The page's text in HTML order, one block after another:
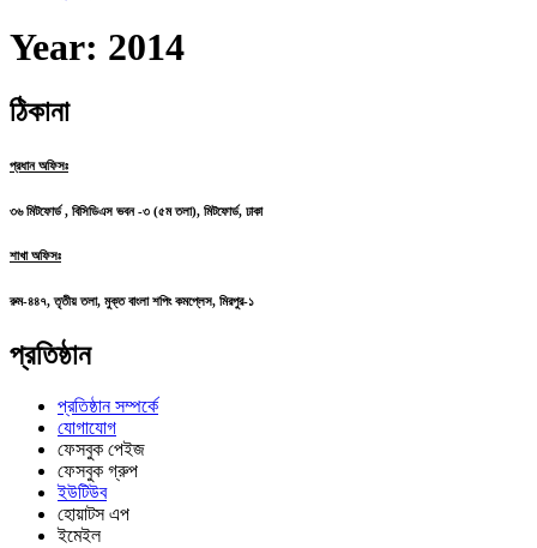
Year: 2014
ঠিকানা
প্রধান অফিসঃ
৩৬ মিটফোর্ড , বিসিডিএস ভবন -৩ (৫ম তলা), মিটফোর্ড, ঢাকা
শাখা অফিসঃ
রুম-৪৪৭, তৃতীয় তলা, মুক্ত বাংলা শপিং কমপ্লেস, মিরপুর-১
প্রতিষ্ঠান
প্রতিষ্ঠান সম্পর্কে
যোগাযোগ
ফেসবুক পেইজ
ফেসবুক গ্রুপ
ইউটিউব
হোয়াটস এপ
ইমেইল